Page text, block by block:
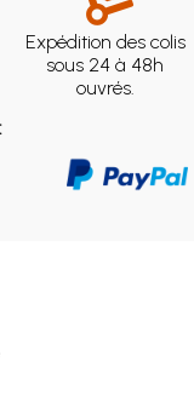
Expédition des colis
sous 24 à 48h
ouvrés.